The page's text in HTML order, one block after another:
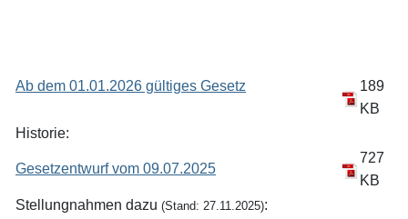
Ab dem 01.01.2026 gültiges Gesetz
189
KB
Historie:
Gesetzentwurf vom 09.07.2025
727
KB
Stellungnahmen dazu (Stand: 27.11.2025):